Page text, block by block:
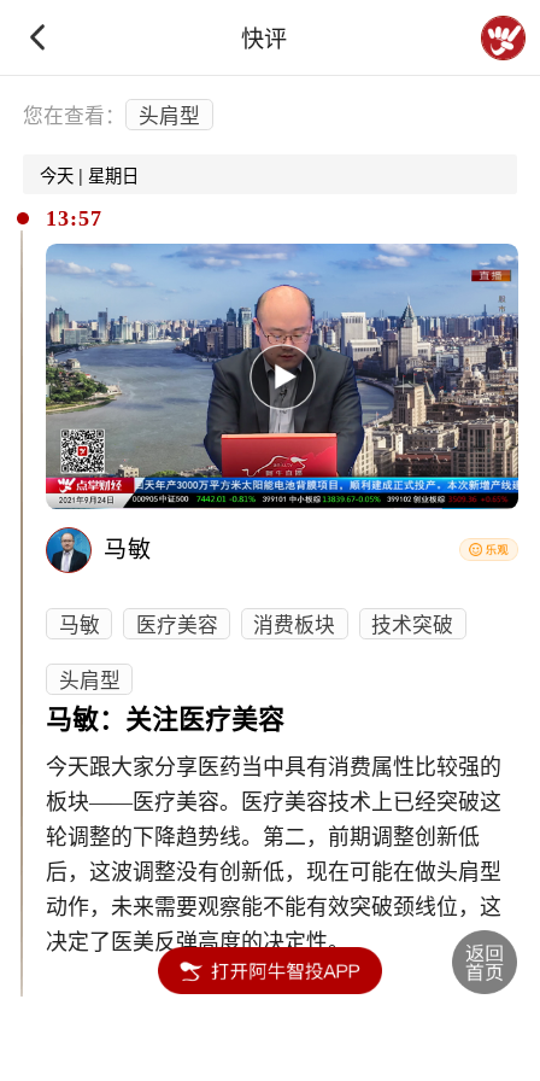
快评
下拉刷新
您在查看： 头肩型
今天 | 星期日
13:57
马敏
马敏 医疗美容 消费板块
技术突破
头肩型
马敏：关注医疗美容
今天跟大家分享医药当中具有消费属性比较强的
板块——医疗美容。医疗美容技术上已经突破这
轮调整的下降趋势线。第二，前期调整创新低
后，这波调整没有创新低，现在可能在做头肩型
动作，未来需要观察能不能有效突破颈线位，这
决定了医美反弹高度的决定性。